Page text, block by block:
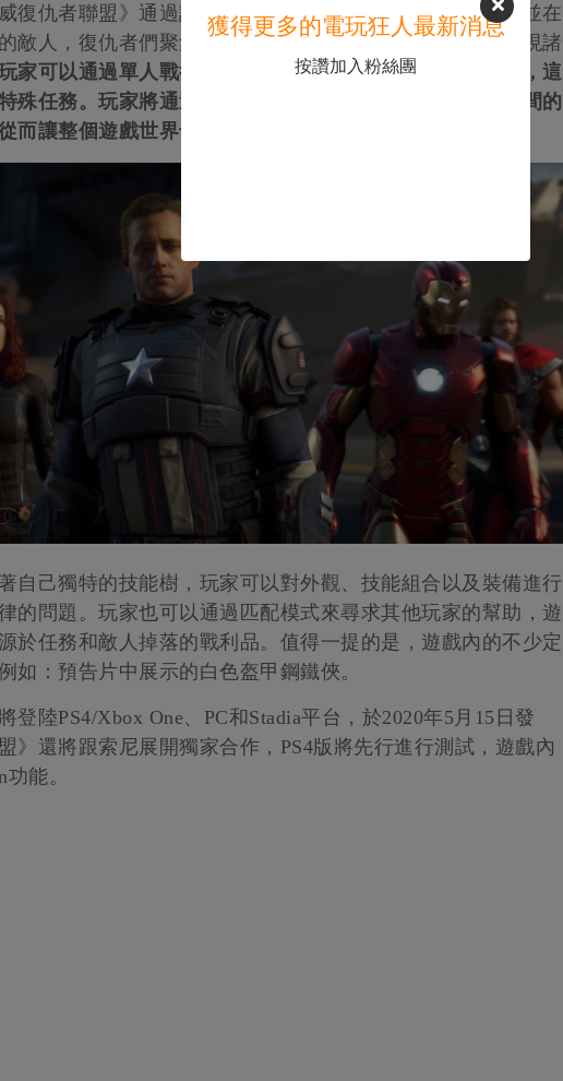
復仇者聯盟》通過詳細的過場動畫將各個角色一一展示，並在
敵人，復仇者們聚集在一起，討論各種攻擊計劃，借此實現諸
家可以通過單人戰役模式來體驗不同英雄角色的具體玩法，這
殊任務。玩家將通過逐步解鎖英雄角色，讓這些復仇者之間的
而讓整個遊戲世界也越來越廣闊。
自己獨特的技能樹，玩家可以對外觀、技能組合以及裝備進行
的問題。玩家也可以通過匹配模式來尋求其他玩家的幫助，遊
於任務和敵人掉落的戰利品。值得一提的是，遊戲內的不少定
如：預告片中展示的白色盔甲鋼鐵俠。
登陸PS4/Xbox One、PC和Stadia平台，於2020年5月15日發
》還將跟索尼展開獨家合作，PS4版將先行進行測試，遊戲內
能。
獲得更多的電玩狂人最新消息
按讚加入粉絲團